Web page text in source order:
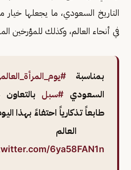
التاريخ السعودي، ما يجعلها خيار
في أنحاء العالم، وكذلك للمؤرخين
بمناسبة
السعودي#سبل
طابعاً تذكارياً احتفاءً بهذا
العالم
6ya58FAN1n